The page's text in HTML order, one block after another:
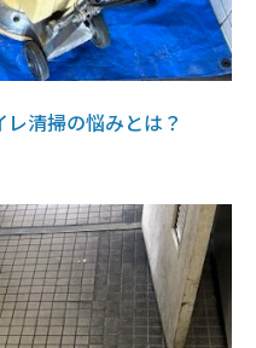
清掃の悩みとは？